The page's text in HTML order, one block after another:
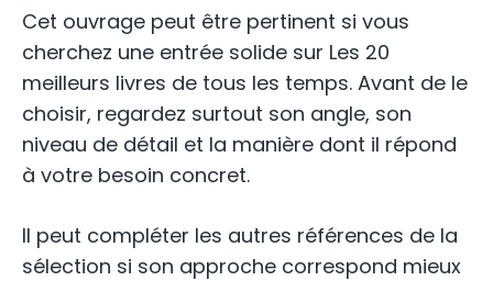
Cet ouvrage peut être pertinent si vous
cherchez une entrée solide sur Les 20
meilleurs livres de tous les temps. Avant de le
choisir, regardez surtout son angle, son
niveau de détail et la manière dont il répond
à votre besoin concret.
Il peut compléter les autres références de la
sélection si son approche correspond mieux